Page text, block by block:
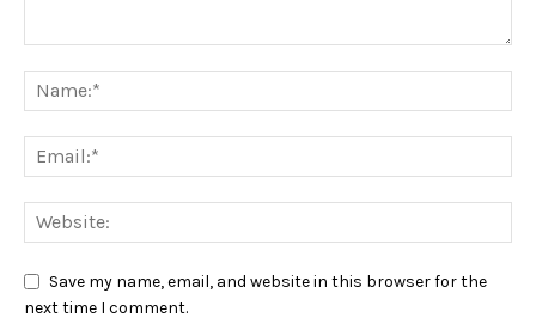
Save my name, email, and website in this browser for the
next time I comment.